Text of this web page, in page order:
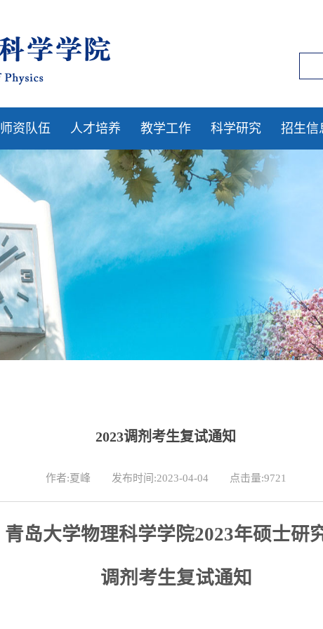
师资队伍 人才培养 教学工作 科学研究 招生信
2023调剂考生复试通知
作者:夏峰 发布时间:2023-04-04 点击量:9721
青岛大学物理科学学院2023年硕士研
调剂考生复试通知